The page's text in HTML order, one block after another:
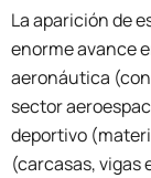
La aparición de
enorme avance
aeronáutica (con
sector
deportivo
(carcasas, vigas